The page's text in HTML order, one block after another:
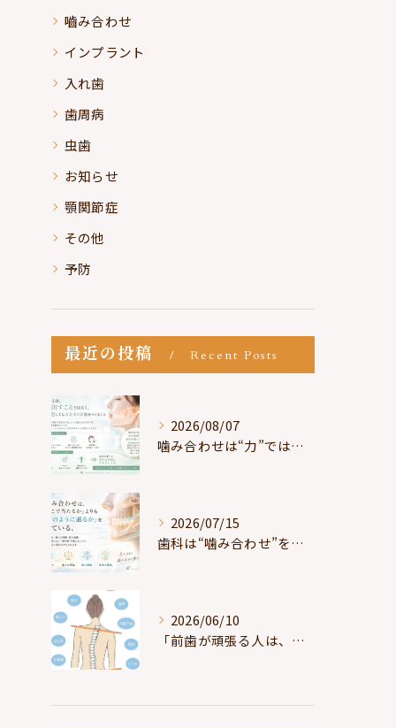
嚙み合わせ
インプラント
入れ歯
歯周病
虫歯
お知らせ
顎関節症
その他
予防
最近の投稿 Recent Posts
2026/08/07
噛み合わせは“力”ではなく“許可”である
2026/07/15
歯科は“噛み合わせ”を見ているが、身体は“通り道”を見ている
2026/06/10
「前歯が頑張る人は、だいたい疲れている」